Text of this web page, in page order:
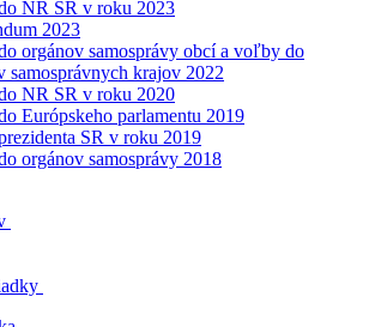
NR SR v roku 2023
2023
orgánov samosprávy obcí a voľby do
samosprávnych krajov 2022
NR SR v roku 2020
Európskeho parlamentu 2019
SR v roku 2019
orgánov samosprávy 2018